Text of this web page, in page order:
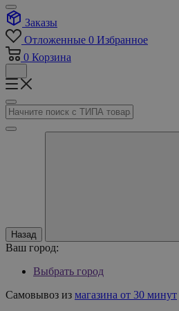
Заказы
Отложенные 0 Избранное
0 Корзина
Назад
Ваш город:
Выбрать город
Самовывоз из магазина от 30 минут